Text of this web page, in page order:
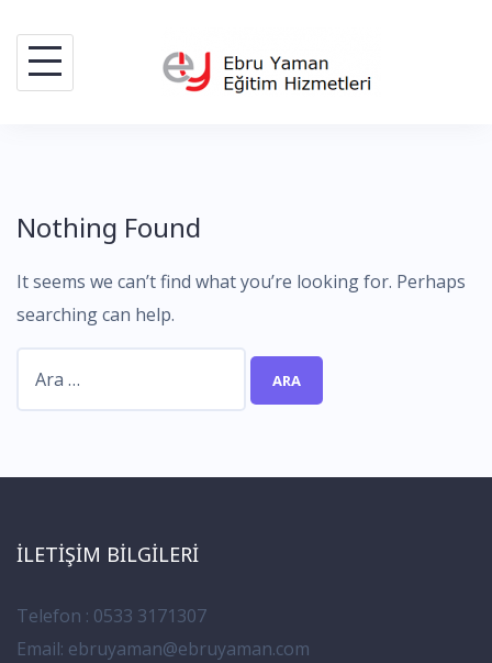
content
Nothing Found
It seems we can’t find what you’re looking for. Perhaps
searching can help.
İLETIŞIM BILGILERI
Telefon : 0533 3171307
Email: ebruyaman@ebruyaman.com